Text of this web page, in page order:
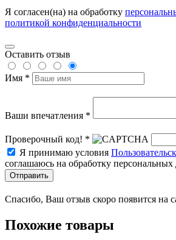
Я согласен(на) на обработку
политикой конфиденциальности
Оставить отзыв
Имя *
Ваши впечатления *
Проверочный код! *
Я принимаю условия
соглашаюсь на обработку
Отправить
Спасибо, Ваш отзыв скоро появится на
Похожие товары